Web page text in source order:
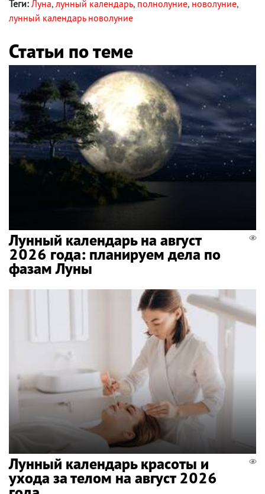
Теги: Луна, лунный календарь, полнолуние, новолуние,
лунный календарь новолуние
Статьи по теме
Лунный календарь на август
2026 года: планируем дела по
фазам Луны
Лунный календарь красоты и
ухода за телом на август 2026